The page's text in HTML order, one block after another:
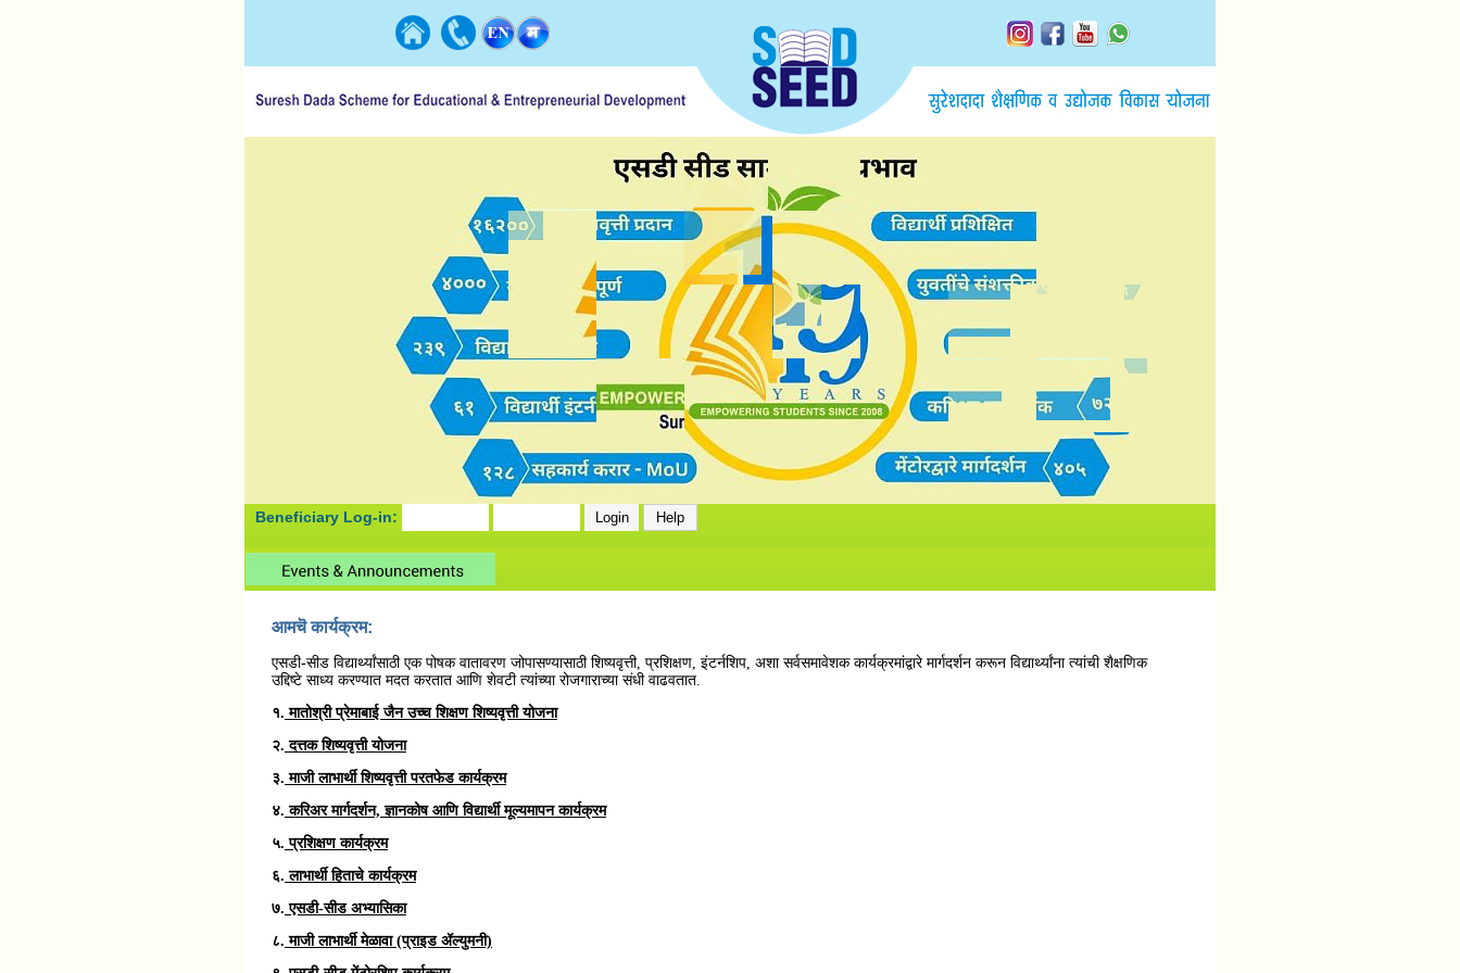
Beneficiary Log-in:
आमचॆ कार्यक्रम:
एसडी-सीड विद्यार्थ्यांसाठी एक पोषक वातावरण जोपासण्यासाठी शिष्यवृत्ती, प्रशिक्षण, इंटर्नशिप, अशा सर्वसमावेशक कार्यक्रमांद्वारे मार्गदर्शन करून विद्यार्थ्यांना त्यांची शैक्षणिक
उद्दिष्टे साध्य करण्यात मदत करतात आणि शेवटी त्यांच्या रोजगाराच्या संधी वाढवतात.
१. मातोश्री प्रेमाबाई जैन उच्च शिक्षण शिष्यवृत्ती योजना
२. दत्तक शिष्यवृत्ती योजना
३. माजी लाभार्थी शिष्यवृत्ती परतफेड कार्यक्रम
४. करिअर मार्गदर्शन, ज्ञानकोष आणि विद्यार्थी मूल्यमापन कार्यक्रम
५. प्रशिक्षण कार्यक्रम
६. लाभार्थी हिताचे कार्यक्रम
७. एसडी-सीड अभ्यासिका
८. माजी लाभार्थी मेळावा (प्राइड ॲल्युमनी)